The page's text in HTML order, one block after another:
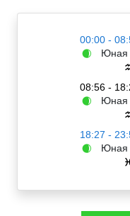
00:00 -
🌒 Юная
08:56 -
🌒 Юная
18:27 -
🌒 Юная